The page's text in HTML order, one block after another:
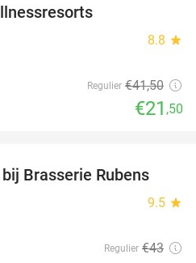
8.8 star
Regulier €41,50
€21 ,50
42%
Brasserie Rubens
9.5 star
Regulier €43